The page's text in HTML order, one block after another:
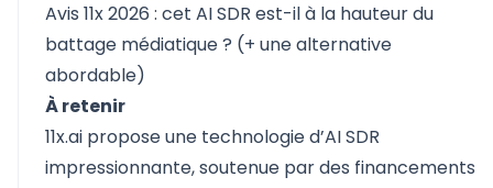
Avis 11x 2026 : cet AI SDR est-il à la hauteur du
battage médiatique ? (+ une alternative
abordable)
À retenir
11x.ai propose une technologie d’AI SDR
impressionnante, soutenue par des financements